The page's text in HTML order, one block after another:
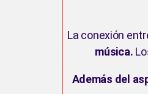
La conexión
música.
Además del